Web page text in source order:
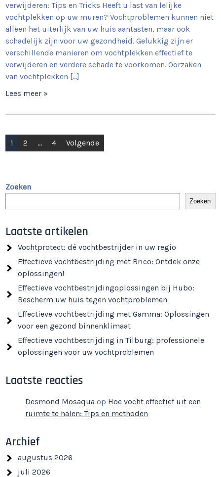
verwijderen: Tips en Tricks Heeft u last van lelijke
vochtplekken op uw muren? Vochtproblemen kunnen niet
alleen het uiterlijk van uw huis aantasten, maar ook
schadelijk zijn voor uw gezondheid. Gelukkig zijn er
verschillende manieren om vochtplekken effectief te
verwijderen en verdere schade te voorkomen. Oorzaken
van vochtplekken […]
Lees meer »
Berichtnavigatie
1 2 … 4 Volgende
Zoeken
Zoeken
Laatste artikelen
Vochtprotect: dé vochtbestrijder in uw regio
Effectieve vochtbestrijding met Brico: Ontdek onze
oplossingen!
Effectieve vochtbestrijdingoplossingen bij Hubo:
Bescherm uw huis tegen vochtproblemen
Effectieve vochtbestrijding met Gamma: Oplossingen
voor een gezond binnenklimaat
Effectieve vochtbestrijding in Tilburg: professionele
oplossingen voor uw vochtproblemen
Laatste reacties
Desmond Mosaqua op Hoe vocht effectief uit een
ruimte te halen: Tips en methoden
Archief
augustus 2026
juli 2026